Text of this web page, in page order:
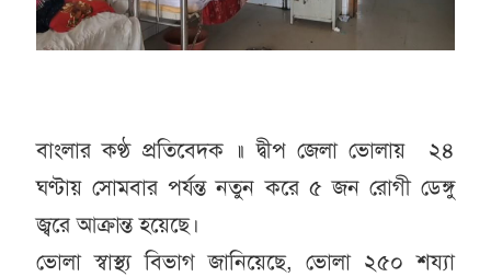
বাংলার কণ্ঠ প্রতিবেদক ॥ দ্বীপ জেলা ভোলায় ২৪
ঘণ্টায় সোমবার পর্যন্ত নতুন করে ৫ জন রোগী ডেঙ্গু
জ্বরে আক্রান্ত হয়েছে।
ভোলা স্বাস্থ্য বিভাগ জানিয়েছে, ভোলা ২৫০ শয্যা